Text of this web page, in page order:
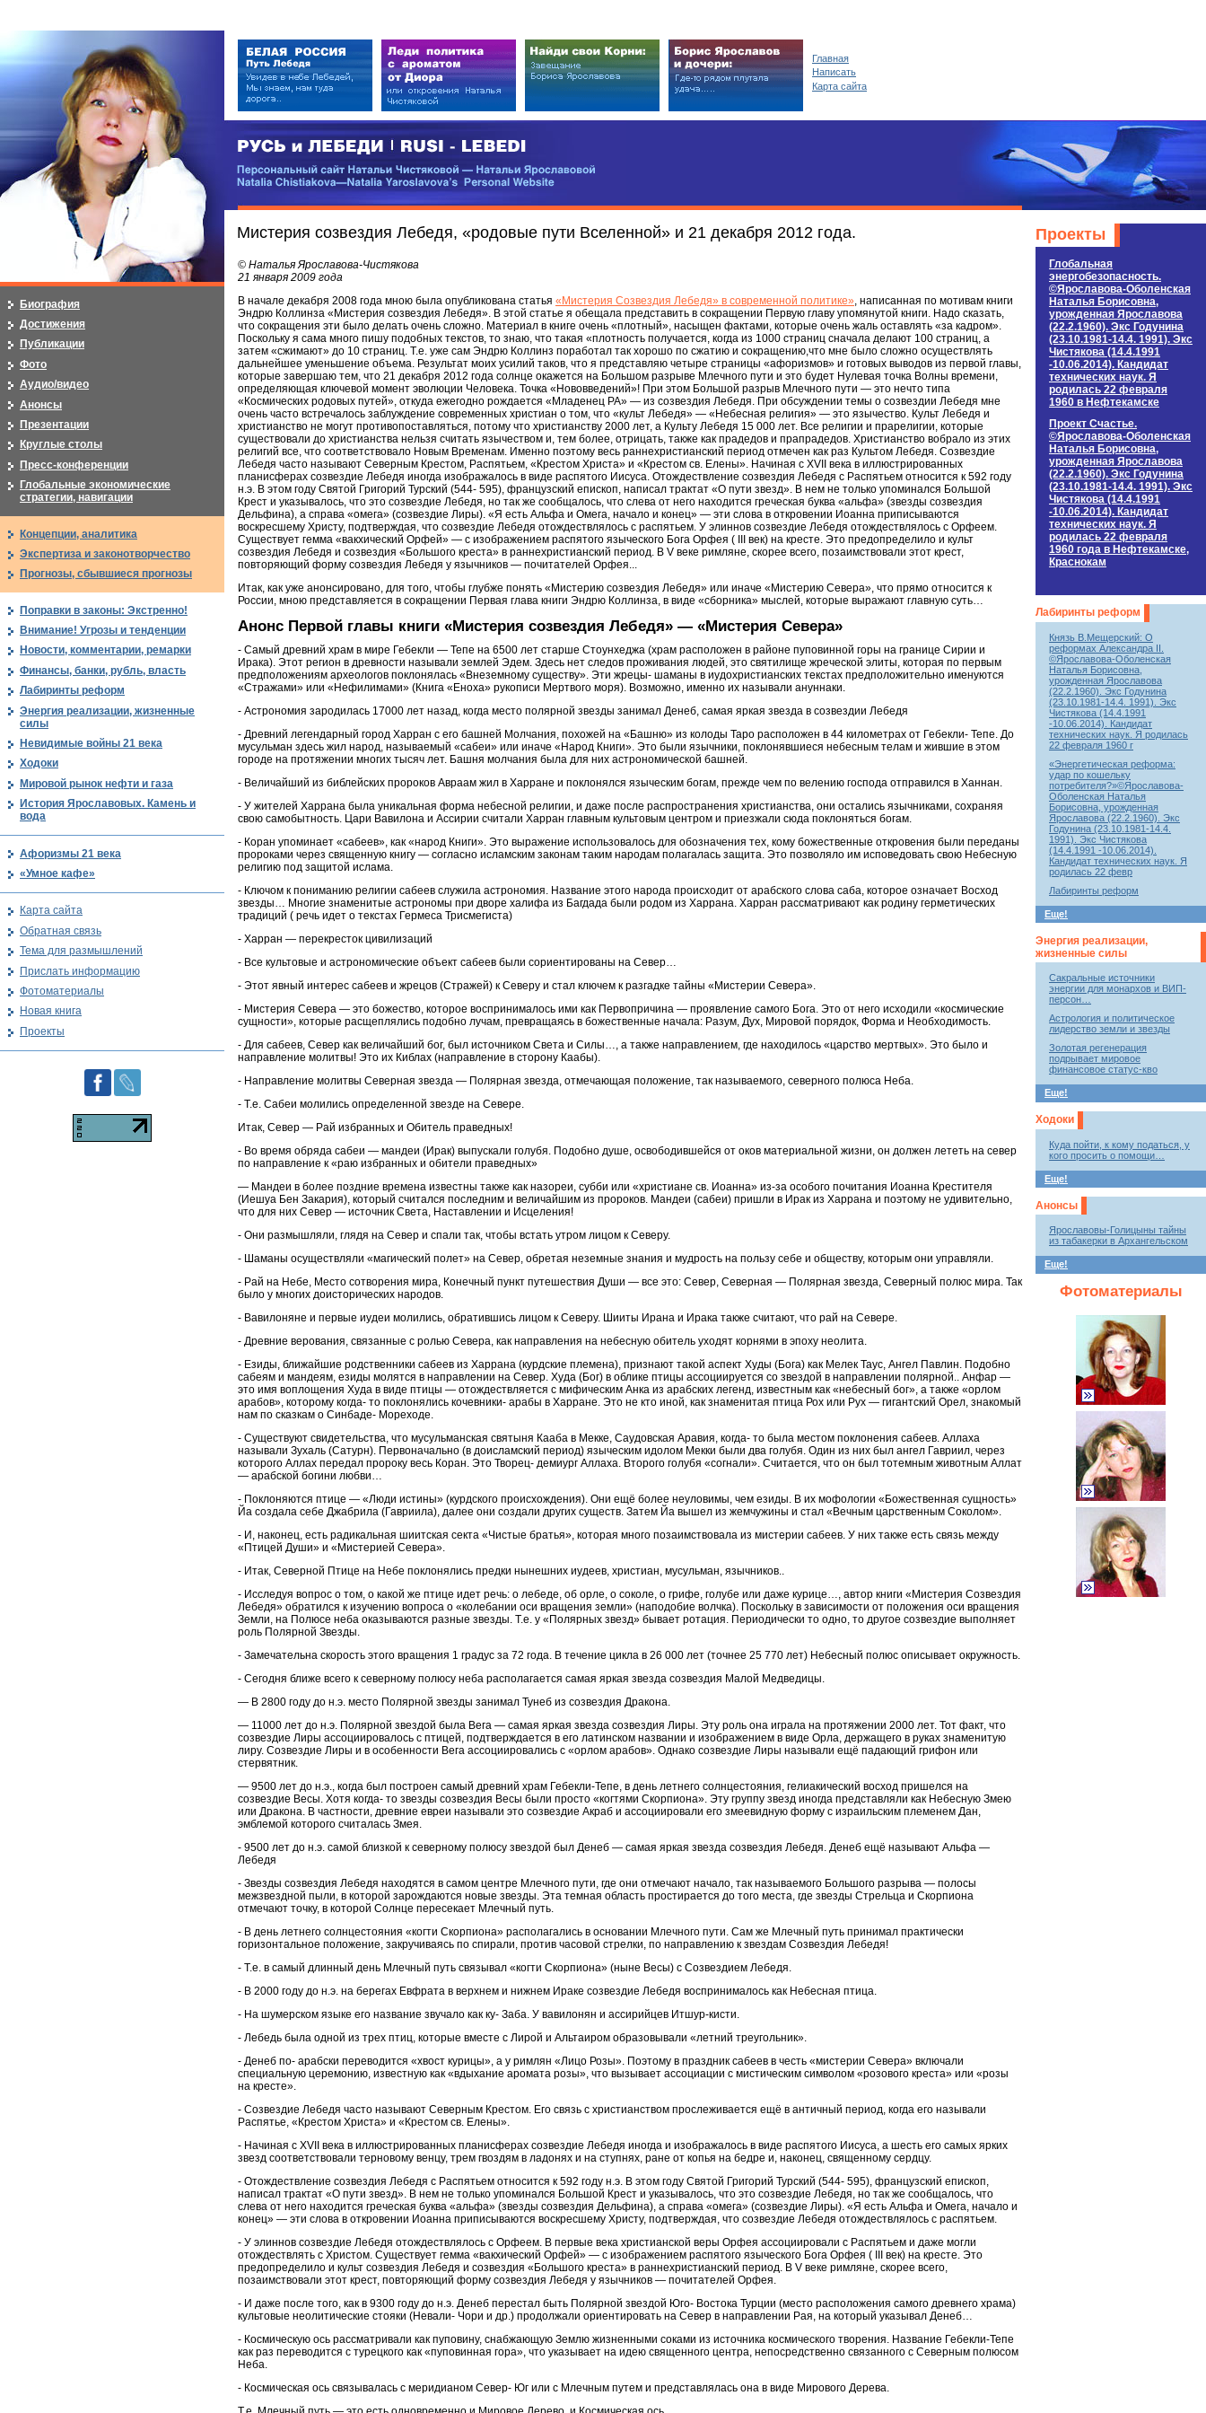
РУСЬ и ЛЕБЕДИ | RUSI — LEBEDI
Персональный сайт Натальи Чистяковой — Натальи Ярославовой
Мистерия созвездия Лебедя, «родовые пути Вселенной» и 21 декабря 2012 года.
© Наталья Ярославова-Чистякова
21 января 2009 года
В начале декабря 2008 года мною была опубликована статья «Мистерия Созвездия Лебедя» в современной политике», написанная по мотивам книги
Эндрю Коллинза «Мистерия созвездия Лебедя». В этой статье я обещала представить в сокращении Первую главу упомянутой книги. Надо сказать,
что сокращения эти было делать очень сложно. Материал в книге очень «плотный», насыщен фактами, которые очень жаль оставлять «за кадром».
Поскольку я сама много пишу подобных текстов, то знаю, что такая «плотность получается, когда из 1000 страниц сначала делают 100 страниц, а
затем «сжимают» до 10 страниц. Т.е. уже сам Эндрю Коллинз поработал так хорошо по сжатию и сокращению,что мне было сложно осуществлять
дальнейшее уменьшение объема. Результат моих усилий таков, что я представляю четыре страницы «афоризмов» и готовых выводов из первой главы,
которые завершаю тем, что 21 декабря 2012 года солнце окажется на Большом разрыве Млечного пути и это будет Нулевая точка Волны времени,
определяющая ключевой момент эволюции Человека. Точка «Нововведений»! При этом Большой разрыв Млечного пути — это нечто типа
«Космических родовых путей», откуда ежегодно рождается «Младенец РА» — из созвездия Лебедя. При обсуждении темы о созвездии Лебедя мне
очень часто встречалось заблуждение современных христиан о том, что «культ Лебедя» — «Небесная религия» — это язычество. Культ Лебедя и
христианство не могут противопоставляться, потому что христианству 2000 лет, а Культу Лебедя 15 000 лет. Все религии и прарелигии, которые
существовали до христианства нельзя считать язычеством и, тем более, отрицать, также как прадедов и прапрадедов. Христианство вобрало из этих
религий все, что соответствовало Новым Временам. Именно поэтому весь раннехристианский период отмечен как раз Культом Лебедя. Созвездие
Лебедя часто называют Северным Крестом, Распятьем, «Крестом Христа» и «Крестом св. Елены». Начиная с XVII века в иллюстрированных
планисферах созвездие Лебедя иногда изображалось в виде распятого Иисуса. Отождествление созвездия Лебедя с Распятьем относится к 592 году
н.э. В этом году Святой Григорий Турский (544- 595), французский епископ, написал трактат «О пути звезд». В нем не только упоминался Большой
Крест и указывалось, что это созвездие Лебедя, но так же сообщалось, что слева от него находится греческая буква «альфа» (звезды созвездия
Дельфина), а справа «омега» (созвездие Лиры). «Я есть Альфа и Омега, начало и конец» — эти слова в откровении Иоанна приписываются
воскресшему Христу, подтверждая, что созвездие Лебедя отождествлялось с распятьем. У элиннов созвездие Лебедя отождествлялось с Орфеем.
Существует гемма «вакхический Орфей» — с изображением распятого языческого Бога Орфея ( III век) на кресте. Это предопределило и культ
созвездия Лебедя и созвездия «Большого креста» в раннехристианский период. В V веке римляне, скорее всего, позаимствовали этот крест,
повторяющий форму созвездия Лебедя у язычников — почитателей Орфея...
Итак, как уже анонсировано, для того, чтобы глубже понять «Мистерию созвездия Лебедя» или иначе «Мистерию Севера», что прямо относится к
России, мною представляется в сокращении Первая глава книги Эндрю Коллинза, в виде «сборника» мыслей, которые выражают главную суть…
Анонс Первой главы книги «Мистерия созвездия Лебедя» — «Мистерия Севера»
- Самый древний храм в мире Гебекли — Тепе на 6500 лет старше Стоунхеджа (храм расположен в районе пуповинной горы на границе Сирии и
Ирака). Этот регион в древности называли землей Эдем. Здесь нет следов проживания людей, это святилище жреческой элиты, которая по первым
предположениям археологов поклонялась «Внеземному существу». Эти жрецы- шаманы в иудохристианских текстах предположительно именуются
«Стражами» или «Нефилимами» (Книга «Еноха» рукописи Мертвого моря). Возможно, именно их называли ануннаки.
- Астрономия зародилась 17000 лет назад, когда место полярной звезды занимал Денеб, самая яркая звезда в созвездии Лебедя
- Древний легендарный город Харран с его башней Молчания, похожей на «Башню» из колоды Таро расположен в 44 километрах от Гебекли- Тепе. До
мусульман здесь жил народ, называемый «сабеи» или иначе «Народ Книги». Это были язычники, поклонявшиеся небесным телам и жившие в этом
городе на протяжении многих тысяч лет. Башня молчания была для них астрономической башней.
- Величайший из библейских пророков Авраам жил в Харране и поклонялся языческим богам, прежде чем по велению господа отправился в Ханнан.
- У жителей Харрана была уникальная форма небесной религии, и даже после распространения христианства, они остались язычниками, сохраняя
свою самобытность. Цари Вавилона и Ассирии считали Харран главным культовым центром и приезжали сюда поклоняться богам.
- Коран упоминает «сабеев», как «народ Книги». Это выражение использовалось для обозначения тех, кому божественные откровения были переданы
пророками через священную книгу — согласно исламским законам таким народам полагалась защита. Это позволяло им исповедовать свою Небесную
религию под защитой ислама.
- Ключом к пониманию религии сабеев служила астрономия. Название этого народа происходит от арабского слова саба, которое означает Восход
звезды… Многие знаменитые астрономы при дворе халифа из Багдада были родом из Харрана. Харран рассматривают как родину герметических
традиций ( речь идет о текстах Гермеса Трисмегиста)
- Харран — перекресток цивилизаций
- Все культовые и астрономические объект сабеев были сориентированы на Север…
- Этот явный интерес сабеев и жрецов (Стражей) к Северу и стал ключем к разгадке тайны «Мистерии Севера».
- Мистерия Севера — это божество, которое воспринималось ими как Первопричина — проявление самого Бога. Это от него исходили «космические
сущности», которые расщеплялись подобно лучам, превращаясь в божественные начала: Разум, Дух, Мировой порядок, Форма и Необходимость.
- Для сабеев, Север как величайший бог, был источником Света и Силы…, а также направлением, где находилось «царство мертвых». Это было и
направление молитвы! Это их Киблах (направление в сторону Каабы).
- Направление молитвы Северная звезда — Полярная звезда, отмечающая положение, так называемого, северного полюса Неба.
- Т.е. Сабеи молились определенной звезде на Севере.
Итак, Север — Рай избранных и Обитель праведных!
- Во время обряда сабеи — мандеи (Ирак) выпускали голубя. Подобно душе, освободившейся от оков материальной жизни, он должен лететь на север
по направление к «раю избранных и обители праведных»
— Мандеи в более поздние времена известны также как назореи, субби или «христиане св. Иоанна» из-за особого почитания Иоанна Крестителя
(Иешуа Бен Закария), который считался последним и величайшим из пророков. Мандеи (сабеи) пришли в Ирак из Харрана и поэтому не удивительно,
что для них Север — источник Света, Наставлении и Исцеления!
- Они размышляли, глядя на Север и спали так, чтобы встать утром лицом к Северу.
- Шаманы осуществляли «магический полет» на Север, обретая неземные знания и мудрость на пользу себе и обществу, которым они управляли.
- Рай на Небе, Место сотворения мира, Конечный пункт путешествия Души — все это: Север, Северная — Полярная звезда, Северный полюс мира. Так
было у многих доисторических народов.
- Вавилоняне и первые иудеи молились, обратившись лицом к Северу. Шииты Ирана и Ирака также считают, что рай на Севере.
- Древние верования, связанные с ролью Севера, как направления на небесную обитель уходят корнями в эпоху неолита.
- Езиды, ближайшие родственники сабеев из Харрана (курдские племена), признают такой аспект Худы (Бога) как Мелек Таус, Ангел Павлин. Подобно
сабеям и мандеям, езиды молятся в направлении на Север. Худа (Бог) в облике птицы ассоциируется со звездой в направлении полярной.. Анфар —
это имя воплощения Худа в виде птицы — отождествляется с мифическим Анка из арабских легенд, известным как «небесный бог», а также «орлом
арабов», которому когда- то поклонялись кочевники- арабы в Харране. Это не кто иной, как знаменитая птица Рох или Рух — гигантский Орел, знакомый
нам по сказкам о Синбаде- Мореходе.
- Существуют свидетельства, что мусульманская святыня Кааба в Мекке, Саудовская Аравия, когда- то была местом поклонения сабеев. Аллаха
называли Зухаль (Сатурн). Первоначально (в доисламский период) языческим идолом Мекки были два голубя. Один из них был ангел Гавриил, через
которого Аллах передал пророку весь Коран. Это Творец- демиург Аллаха. Второго голубя «согнали». Считается, что он был тотемным животным Аллат
— арабской богини любви…
- Поклоняются птице — «Люди истины» (курдского происхождения). Они ещё более неуловимы, чем езиды. В их мофологии «Божественная сущность»
Йа создала себе Джабрила (Гавриила), далее они создали других существ. Затем Йа вышел из жемчужины и стал «Вечным царственным Соколом».
- И, наконец, есть радикальная шиитская секта «Чистые братья», которая много позаимствовала из мистерии сабеев. У них также есть связь между
«Птицей Души» и «Мистерией Севера».
- Итак, Северной Птице на Небе поклонялись предки нынешних иудеев, христиан, мусульман, язычников..
- Исследуя вопрос о том, о какой же птице идет речь: о лебеде, об орле, о соколе, о грифе, голубе или даже курице…, автор книги «Мистерия Созвездия
Лебедя» обратился к изучению вопроса о «колебании оси вращения земли» (наподобие волчка). Поскольку в зависимости от положения оси вращения
Земли, на Полюсе неба оказываются разные звезды. Т.е. у «Полярных звезд» бывает ротация. Периодически то одно, то другое созвездие выполняет
роль Полярной Звезды.
- Замечательна скорость этого вращения 1 градус за 72 года. В течение цикла в 26 000 лет (точнее 25 770 лет) Небесный полюс описывает окружность.
- Сегодня ближе всего к северному полюсу неба располагается самая яркая звезда созвездия Малой Медведицы.
— В 2800 году до н.э. место Полярной звезды занимал Тунеб из созвездия Дракона.
— 11000 лет до н.э. Полярной звездой была Вега — самая яркая звезда созвездия Лиры. Эту роль она играла на протяжении 2000 лет. Тот факт, что
созвездие Лиры ассоциировалось с птицей, подтверждается в его латинском названии и изображением в виде Орла, держащего в руках знаменитую
лиру. Созвездие Лиры и в особенности Вега ассоциировались с «орлом арабов». Однако созвездие Лиры называли ещё падающий грифон или
стервятник.
— 9500 лет до н.э., когда был построен самый древний храм Гебекли-Тепе, в день летнего солнцестояния, гелиакический восход пришелся на
созвездие Весы. Хотя когда- то звезды созвездия Весы были просто «когтями Скорпиона». Эту группу звезд иногда представляли как Небесную Змею
или Дракона. В частности, древние евреи называли это созвездие Акраб и ассоциировали его змеевидную форму с израильским племенем Дан,
эмблемой которого считалась Змея.
- 9500 лет до н.э. самой близкой к северному полюсу звездой был Денеб — самая яркая звезда созвездия Лебедя. Денеб ещё называют Альфа —
Лебедя
- Звезды созвездия Лебедя находятся в самом центре Млечного пути, где они отмечают начало, так называемого Большого разрыва — полосы
межзвездной пыли, в которой зарождаются новые звезды. Эта темная область простирается до того места, где звезды Стрельца и Скорпиона
отмечают точку, в которой Солнце пересекает Млечный путь.
- В день летнего солнцестояния «когти Скорпиона» располагались в основании Млечного пути. Сам же Млечный путь принимал практически
горизонтальное положение, закручиваясь по спирали, против часовой стрелки, по направлению к звездам Созвездия Лебедя!
- Т.е. в самый длинный день Млечный путь связывал «когти Скорпиона» (ныне Весы) с Созвездием Лебедя.
- В 2000 году до н.э. на берегах Евфрата в верхнем и нижнем Ираке созвездие Лебедя воспринималось как Небесная птица.
- На шумерском языке его название звучало как ку- Заба. У вавилонян и ассирийцев Итшур-кисти.
- Лебедь была одной из трех птиц, которые вместе с Лирой и Альтаиром образовывали «летний треугольник».
- Денеб по- арабски переводится «хвост курицы», а у римлян «Лицо Розы». Поэтому в праздник сабеев в честь «мистерии Севера» включали
специальную церемонию, известную как «вдыхание аромата розы», что вызывает ассоциации с мистическим символом «розового креста» или «розы
на кресте».
- Созвездие Лебедя часто называют Северным Крестом. Его связь с христианством прослеживается ещё в античный период, когда его называли
Распятье, «Крестом Христа» и «Крестом св. Елены».
- Начиная с XVII века в иллюстрированных планисферах созвездие Лебедя иногда и изображалось в виде распятого Иисуса, а шесть его самых ярких
звезд соответствовали терновому венцу, трем гвоздям в ладонях и на ступнях, ране от копья на бедре и, наконец, священному сердцу.
- Отождествление созвездия Лебедя с Распятьем относится к 592 году н.э. В этом году Святой Григорий Турский (544- 595), французский епископ,
написал трактат «О пути звезд». В нем не только упоминался Большой Крест и указывалось, что это созвездие Лебедя, но так же сообщалось, что
слева от него находится греческая буква «альфа» (звезды созвездия Дельфина), а справа «омега» (созвездие Лиры). «Я есть Альфа и Омега, начало и
конец» — эти слова в откровении Иоанна приписываются воскресшему Христу, подтверждая, что созвездие Лебедя отождествлялось с распятьем.
- У элиннов созвездие Лебедя отождествлялось с Орфеем. В первые века христианской веры Орфея ассоциировали с Распятьем и даже могли
отождествлять с Христом. Существует гемма «вакхический Орфей» — с изображением распятого языческого Бога Орфея ( III век) на кресте. Это
предопределило и культ созвездия Лебедя и созвездия «Большого креста» в раннехристианский период. В V веке римляне, скорее всего,
позаимствовали этот крест, повторяющий форму созвездия Лебедя у язычников — почитателей Орфея.
- И даже после того, как в 9300 году до н.э. Денеб перестал быть Полярной звездой Юго- Востока Турции (место расположения самого древнего храма)
культовые неолитические стояки (Невали- Чори и др.) продолжали ориентировать на Север в направлении Рая, на который указывал Денеб…
- Космическую ось рассматривали как пуповину, снабжающую Землю жизненными соками из источника космического творения. Название Гебекли-Тепе
как раз переводится с турецкого как «пуповинная гора», что указывает на идею священного центра, непосредственно связанного с Северным полюсом
Неба.
- Космическая ось связывалась с меридианом Север- Юг или с Млечным путем и представлялась она в виде Мирового Дерева.
Проекты
Глобальная
энергобезопасность.
©Ярославова-Оболенская
Наталья Борисовна,
урожденная Ярославова
(22.2.1960). Экс Годунина
(23.10.1981-14.4. 1991). Экс
Чистякова (14.4.1991
-10.06.2014). Кандидат
технических наук. Я
родилась 22 февраля
1960 в Нефтекамске
Проект Счастье.
©Ярославова-Оболенская
Наталья Борисовна,
урожденная Ярославова
(22.2.1960). Экс Годунина
(23.10.1981-14.4. 1991). Экс
Чистякова (14.4.1991
-10.06.2014). Кандидат
технических наук. Я
родилась 22 февраля
1960 года в Нефтекамске,
Краснокам
Лабиринты реформ
Князь В.Мещерский: О
реформах Александра II.
©Ярославова-Оболенская
Наталья Борисовна,
урожденная Ярославова
(22.2.1960). Экс Годунина
(23.10.1981-14.4. 1991). Экс
Чистякова (14.4.1991
-10.06.2014). Кандидат
технических наук. Я родилась
22 февраля 1960 г
«Энергетическая реформа:
удар по кошельку
потребителя?»©Ярославова-
Оболенская Наталья
Борисовна, урожденная
Ярославова (22.2.1960). Экс
Годунина (23.10.1981-14.4.
1991). Экс Чистякова
(14.4.1991 -10.06.2014).
Кандидат технических наук. Я
родилась 22 февр
Лабиринты реформ
Еще!
Энергия реализации,
жизненные силы
Сакральные источники
энергии для монархов и ВИП-
персон…
Астрология и политическое
лидерство земли и звезды
Золотая регенерация
подрывает мировое
финансовое статус-кво
Еще!
Ходоки
Куда пойти, к кому податься, у
кого просить о помощи…
Еще!
Анонсы
Ярославовы-Голицыны тайны
из табакерки в Архангельском
Еще!
Фотоматериалы
Биография
Достижения
Публикации
Фото
Аудио/видео
Анонсы
Презентации
Круглые столы
Пресс-конференции
Глобальные экономические
стратегии, навигации
Концепции, аналитика
Экспертиза и законотворчество
Прогнозы, сбывшиеся прогнозы
Поправки в законы: Экстренно!
Внимание! Угрозы и тенденции
Новости, комментарии, ремарки
Финансы, банки, рубль, власть
Лабиринты реформ
Энергия реализации, жизненные
силы
Невидимые войны 21 века
Ходоки
Мировой рынок нефти и газа
История Ярославовых. Камень и
вода
Афоризмы 21 века
«Умное кафе»
Карта сайта
Обратная связь
Тема для размышлений
Прислать информацию
Фотоматериалы
Новая книга
Проекты
Главная
Написать
Карта сайта